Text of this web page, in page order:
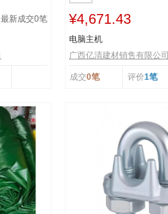
最新成交0笔 ¥4,671.43
电脑主机
广西亿清建材销售有限公司
成交0笔 评价1笔